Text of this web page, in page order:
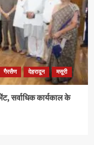
गैरसैण देहरादून मसूरी
सर्वाधिक कार्यकाल के